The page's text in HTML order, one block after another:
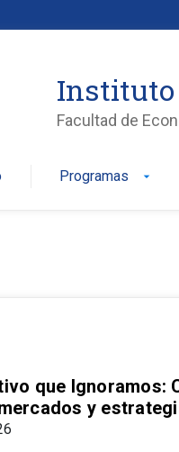
Instituto
Facultad de
Programas arrow_drop_down
que Ignoramos:
y